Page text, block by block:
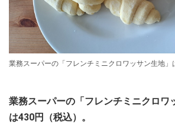
業務スーパーの「フレンチミニクロワッサン生地」
業務スーパーの「フレンチミニクロワ
は430円（税込）。